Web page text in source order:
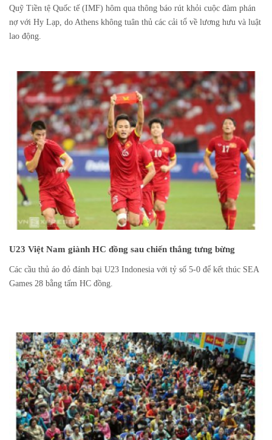
Quỹ Tiền tệ Quốc tế (IMF) hôm qua thông báo rút khỏi cuộc đàm phán
nợ với Hy Lạp, do Athens không tuân thủ các cải tổ về lương hưu và luật
lao động.
U23 Việt Nam giành HC đồng sau chiến thắng tưng bừng
Các cầu thủ áo đỏ đánh bại U23 Indonesia với tỷ số 5-0 để kết thúc SEA
Games 28 bằng tấm HC đồng.